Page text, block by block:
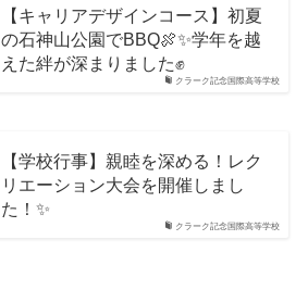
クラーク記念国際高等学校
【キャリアデザインコース】初夏
の石神山公園でBBQ🍖✨学年を越
えた絆が深まりました✊
クラーク記念国際高等学校
【学校行事】親睦を深める！レク
リエーション大会を開催しまし
た！✨